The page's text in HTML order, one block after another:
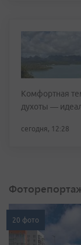
Комфортная
духоты —
сегодня, 12:28
20 фото